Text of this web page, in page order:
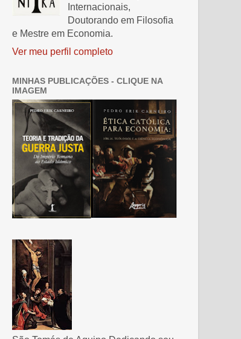
Internacionais,
Doutorando em Filosofia
e Mestre em Economia.
Ver meu perfil completo
MINHAS PUBLICAÇÕES - CLIQUE NA
IMAGEM